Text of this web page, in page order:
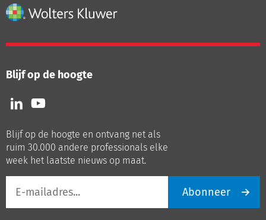
Blijf op de hoogte
Volg
ons
LinkedIn
Volg
ons
Youtube
Blijf op de hoogte en ontvang net als
ruim 30.000 andere professionals elke
week het laatste nieuws op maat.
mailadres
Abonneer